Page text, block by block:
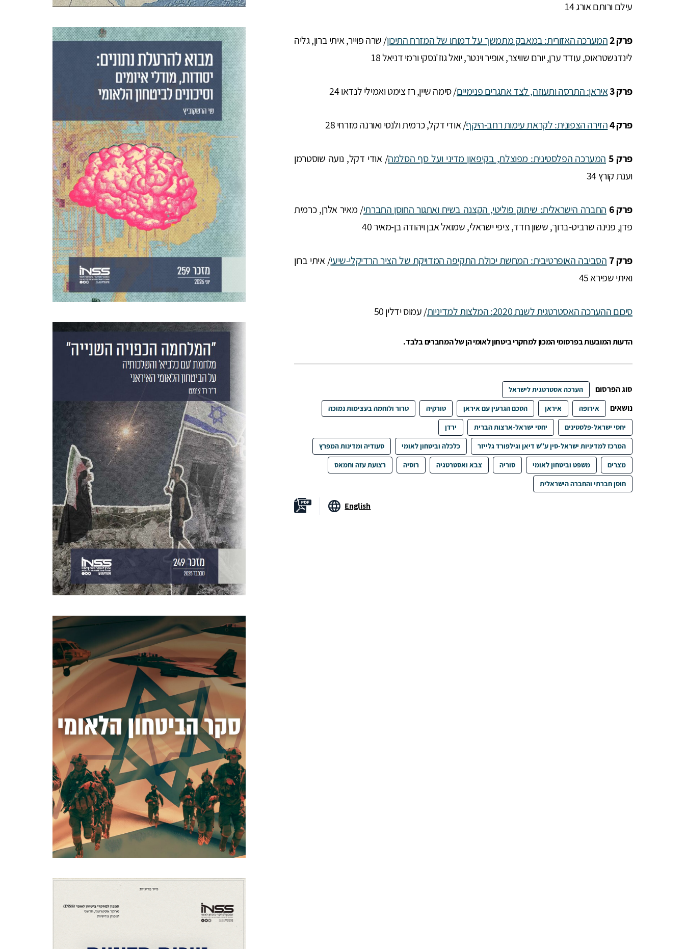
עילם ורותם אורג 14
פרק 2 המערכה האזורית: במאבק מתמשך על דמותו של המזרח התיכון/ שרה פוייר, איתי ברון, גליה
לינדנשטראוס, עודד ערן, יורם שוויצר, אופיר וינטר, יואל גוז'נסקי ורמי דניאל 18
פרק 3 איראן: התרסה ותעוזה, לצד אתגרים פנימיים/ סימה שיין, רז צימט ואמילי לנדאו 24
פרק 4 הזירה הצפונית: לקראת עימות רחב-היקף/ אודי דקל, כרמית ולנסי ואורנה מזרחי 28
פרק 5 המערכה הפלסטינית: מפוצלת, בקיפאון מדיני ועל סף הסלמה/ אודי דקל, נועה שוסטרמן
וענת קורץ 34
פרק 6 החברה הישראלית: שיתוק פוליטי, הקצנה בשיח ואתגור החוסן החברתי/ מאיר אלרן, כרמית
פדן, פנינה שרביט-ברוך, ששון חדד, ציפי ישראלי, שמואל אבן ויהודה בן-מאיר 40
פרק 7 הסביבה האופרטיבית: המחשת יכולת התקיפה המדויקת של הציר הרדיקלי-שיעי/ איתי ברון
ואיתי שפירא 45
סיכום ההערכה האסטרטגית לשנת 2020: המלצות למדיניות / עמוס ידלין 50
הדעות המובעות בפרסומי המכון למחקרי ביטחון לאומי הן של המחברים בלבד.
סוג הפרסום הערכה אסטרטגית לישראל
נושאים אירופה איראן הסכם הגרעין עם איראן טורקיה טרור ולוחמה בעצימות נמוכה
יחסי ישראל-פלסטינים יחסי ישראל-ארצות הברית ירדן
המרכז למדיניות ישראל-סין ע"ש דיאן וגילפורד גלייזר כלכלה וביטחון לאומי סעודיה ומדינות המפרץ
מצרים משפט וביטחון לאומי סוריה צבא ואסטרטגיה רוסיה רצועת עזה וחמאס
חוסן חברתי והחברה הישראלית
English